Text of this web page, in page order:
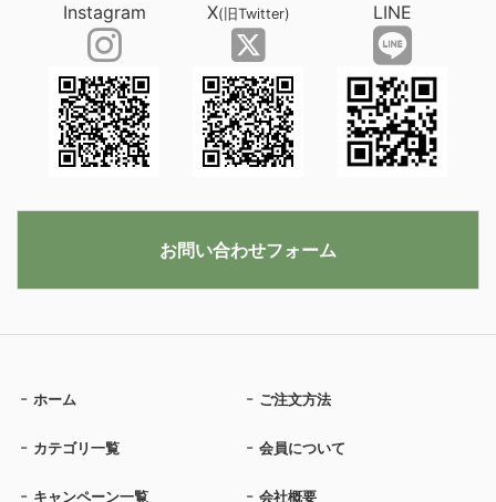
ホーム ご注文方法
カテゴリ一覧 会員について
キャンペーン一覧 会社概要
Instagram X(旧Twitter) LINE
お問い合わせフォーム